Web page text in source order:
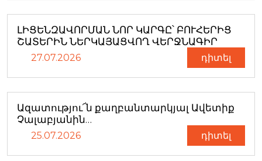
ԼԻՑԵՆԶԱՎՈՐՄԱՆ ՆՈՐ ԿԱՐԳԸ՝ ԲՈՒՀԵՐԻՑ
ՇԱՏԵՐԻՆ ՆԵՐԿԱՅԱՑՎՈՂ ՎԵՐՋՆԱԳԻՐ
27.07.2026 դիտել
Ազատությու՜ն քաղբանտարկյալ Ավետիք
Չալաբյանին…
25.07.2026 դիտել